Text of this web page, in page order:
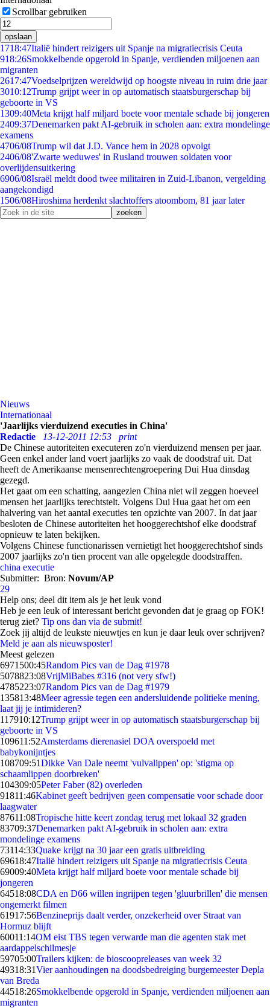
Scrollbar gebruiken
opslaan
1718:47Italië hindert reizigers uit Spanje na migratiecrisis Ceuta
918:26Smokkelbende opgerold in Spanje, verdienden miljoenen aan
migranten
2617:47Voedselprijzen wereldwijd op hoogste niveau in ruim drie jaar
3010:12Trump grijpt weer in op automatisch staatsburgerschap bij
geboorte in VS
1309:40Meta krijgt half miljard boete voor mentale schade bij jongeren
2409:37Denemarken pakt AI-gebruik in scholen aan: extra mondelinge
examens
4706/08Trump wil dat J.D. Vance hem in 2028 opvolgt
2406/08'Zwarte weduwes' in Rusland trouwen soldaten voor
overlijdensuitkering
6906/08Israël meldt dood twee militairen in Zuid-Libanon, vergelding
aangekondigd
1506/08Hiroshima herdenkt slachtoffers atoombom, 81 jaar later
Nieuws
Internationaal
'Jaarlijks vierduizend executies in China'
Redactie
13-12-2011 12:53
print
De Chinese autoriteiten executeren zo'n vierduizend mensen per jaar.
Geen enkel ander land voert jaarlijks zo vaak de doodstraf uit. Dat
heeft de Amerikaanse mensenrechtengroepering Dui Hua dinsdag
gezegd.
Het gaat om een schatting, aangezien China niet wil zeggen hoeveel
mensen het jaarlijks terechtstelt. Volgens Dui Hua gaat het om een
halvering van het aantal executies ten opzichte van 2007. In dat jaar
besloten de Chinese autoriteiten het hooggerechtshof elke doodstraf
opnieuw te laten bekijken.
Volgens Chinese functionarissen vernietigt het hooggerechtshof sinds
2007 jaarlijks zo'n tien procent van alle opgelegde doodstraffen.
china executie
Submitter: Bron: Novum/AP
29
Help ons; deel dit item als je het leuk vond
Heb je een leuk of interessant bericht gevonden dat je graag op FOK!
terug ziet? Tip ons dan via de submit!
Zoek jij altijd de leukste nieuwtjes en kun je daar leuk over schrijven?
Meld je aan als nieuwsposter!
Meest gelezen
6971500:45Random Pics van de Dag #1978
5078823:08VrijMiBabes #316 (not very sfw!)
4785223:07Random Pics van de Dag #1979
135813:48Meer agressie tegen een andersluidende politieke mening,
laat jij je intimideren?
117910:12Trump grijpt weer in op automatisch staatsburgerschap bij
geboorte in VS
109611:52Amsterdams dierenasiel DOA overspoeld met
babykonijntjes
108709:51Dikke Van Dale neemt 'vulvalippen' op: 'stigma op
schaamlippen doorbreken'
104309:05Peter Faber (82) overleden
91811:46Kabinet geeft bedrijven geen compensatie voor schade door
laagwater
87611:08Tropische hitte keert zondag terug met lokaal 32 graden
83709:37Denemarken pakt AI-gebruik in scholen aan: extra
mondelinge examens
73114:33Quake krijgt na 30 jaar een gratis uitbreiding
69618:47Italië hindert reizigers uit Spanje na migratiecrisis Ceuta
69009:40Meta krijgt half miljard boete voor mentale schade bij
jongeren
64518:08CDA en D66 willen ingrijpen tegen 'gluurbrillen' die mensen
ongemerkt filmen
61917:56Benzineprijs daalt verder, onzekerheid over Straat van
Hormuz blijft
60011:14OM eist TBS tegen verwarde man die agenten stak met
aardappelschilmesje
59705:00Trailers kijken: de bioscoopreleases van week 32
49318:31Vier aanhoudingen na doodsbedreiging burgemeester Depla
van Breda
44518:26Smokkelbende opgerold in Spanje, verdienden miljoenen aan
migranten